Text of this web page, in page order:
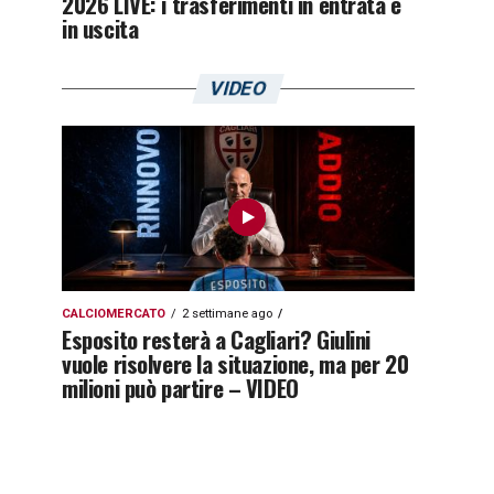
in uscita
VIDEO
CALCIOMERCATO 2 settimane ago
Esposito resterà a Cagliari? Giulini
vuole risolvere la situazione, ma per 20
milioni può partire – VIDEO